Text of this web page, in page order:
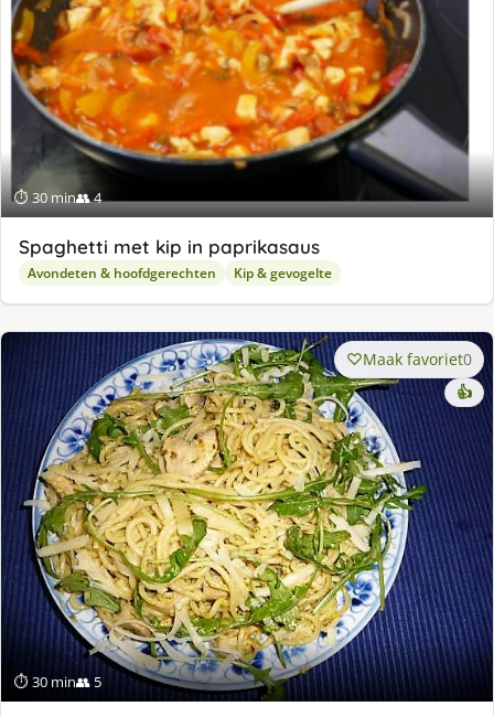
⏱ 30 min👥 4
Spaghetti met kip in paprikasaus
Avondeten & hoofdgerechten Kip & gevogelte
⏱ 30 min👥 5
Maak favoriet0
👍